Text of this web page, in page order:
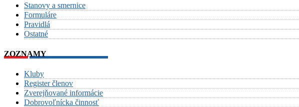
Stanovy a smernice
Formuláre
Pravidlá
Ostatné
ZOZNAMY
Kluby
Register členov
Zverejňované informácie
Dobrovoľnícka činnosť